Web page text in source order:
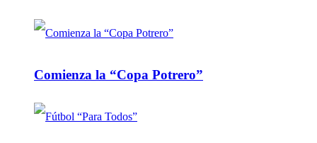
Comienza la “Copa Potrero”